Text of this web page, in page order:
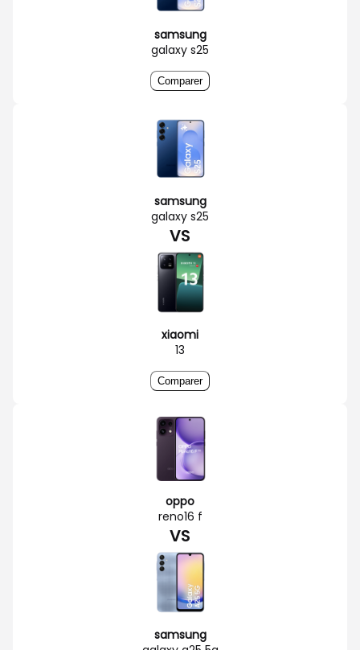
samsung
galaxy s25
Comparer
samsung
galaxy s25
VS
xiaomi
13
Comparer
oppo
reno16 f
VS
samsung